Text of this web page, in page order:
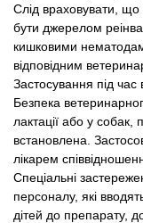
Слід враховувати, що
бути джерелом
кишковими
відповідним
Застосування під час
Безпека
лактації або у
встановлена.
лікарем
Спеціальні
персоналу, які
дітей до препарату,